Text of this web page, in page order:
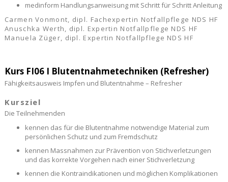
medinform Handlungsanweisung mit Schritt für Schritt Anleitung
Carmen Vonmont, dipl. Fachexpertin Notfallpflege NDS HF
Anuschka Werth, dipl. Expertin Notfallpflege NDS HF
Manuela Züger, dipl. Expertin Notfallpflege NDS HF
Kurs FI06 I Blutentnahmetechniken (Refresher)
Fähigkeitsausweis Impfen und Blutentnahme – Refresher
Kursziel
Die Teilnehmenden
kennen das für die Blutentnahme notwendige Material zum
persönlichen Schutz und zum Fremdschutz
kennen Massnahmen zur Prävention von Stichverletzungen
und das korrekte Vorgehen nach einer Stichverletzung
kennen die Kontraindikationen und möglichen Komplikationen